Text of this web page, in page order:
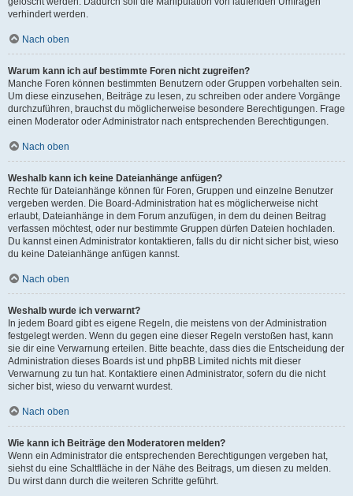
verhindert werden.
Nach oben
Warum kann ich auf bestimmte Foren nicht zugreifen?
Manche Foren können bestimmten Benutzern oder Gruppen vorbehalten sein.
Um diese einzusehen, Beiträge zu lesen, zu schreiben oder andere Vorgänge
durchzuführen, brauchst du möglicherweise besondere Berechtigungen. Frage
einen Moderator oder Administrator nach entsprechenden Berechtigungen.
Nach oben
Weshalb kann ich keine Dateianhänge anfügen?
Rechte für Dateianhänge können für Foren, Gruppen und einzelne Benutzer
vergeben werden. Die Board-Administration hat es möglicherweise nicht
erlaubt, Dateianhänge in dem Forum anzufügen, in dem du deinen Beitrag
verfassen möchtest, oder nur bestimmte Gruppen dürfen Dateien hochladen.
Du kannst einen Administrator kontaktieren, falls du dir nicht sicher bist, wieso
du keine Dateianhänge anfügen kannst.
Nach oben
Weshalb wurde ich verwarnt?
In jedem Board gibt es eigene Regeln, die meistens von der Administration
festgelegt werden. Wenn du gegen eine dieser Regeln verstoßen hast, kann
sie dir eine Verwarnung erteilen. Bitte beachte, dass dies die Entscheidung der
Administration dieses Boards ist und phpBB Limited nichts mit dieser
Verwarnung zu tun hat. Kontaktiere einen Administrator, sofern du die nicht
sicher bist, wieso du verwarnt wurdest.
Nach oben
Wie kann ich Beiträge den Moderatoren melden?
Wenn ein Administrator die entsprechenden Berechtigungen vergeben hat,
siehst du eine Schaltfläche in der Nähe des Beitrags, um diesen zu melden.
Du wirst dann durch die weiteren Schritte geführt.